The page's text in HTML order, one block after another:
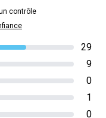
contrôle
29
9
0
1
0